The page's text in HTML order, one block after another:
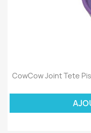
CowCow Joint Tete